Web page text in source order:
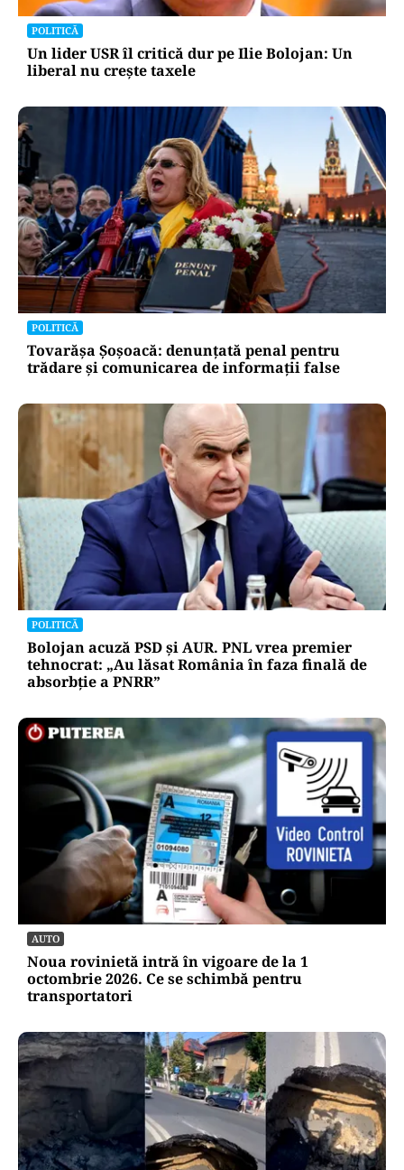
POLITICĂ
Un lider USR îl critică dur pe Ilie Bolojan: Un
liberal nu crește taxele
POLITICĂ
Tovarășa Șoșoacă: denunțată penal pentru
trădare și comunicarea de informații false
POLITICĂ
Bolojan acuză PSD și AUR. PNL vrea premier
tehnocrat: „Au lăsat România în faza finală de
absorbţie a PNRR”
AUTO
Noua rovinietă intră în vigoare de la 1
octombrie 2026. Ce se schimbă pentru
transportatori